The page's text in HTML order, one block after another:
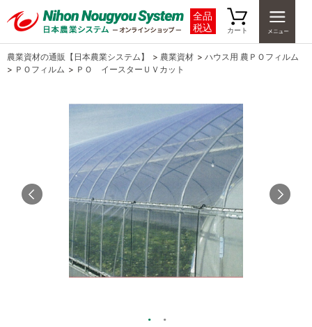
全品
税込
カート
農業資材の通販【日本農業システム】 > 農業資材 > ハウス用 農ＰＯフィルム
> ＰＯフィルム > ＰＯ イースターＵＶカット